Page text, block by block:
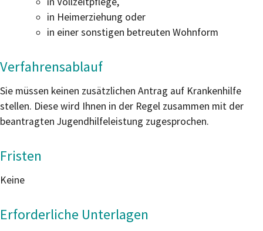
in Heimerziehung oder
in einer sonstigen betreuten Wohnform
Verfahrensablauf
Sie müssen keinen zusätzlichen Antrag auf Krankenhilfe
stellen. Diese wird Ihnen in der Regel zusammen mit der
beantragten Jugendhilfeleistung zugesprochen.
Fristen
Keine
Erforderliche Unterlagen